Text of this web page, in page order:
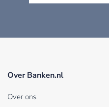
Over Banken.nl
Over ons